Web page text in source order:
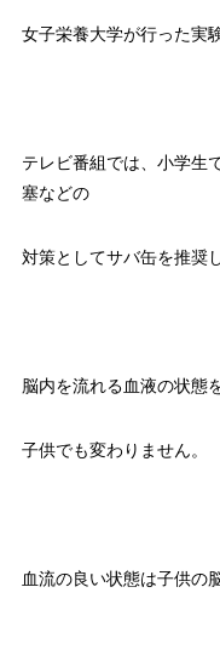
女子栄養大学が行った実
テレビ番組では、小学生
塞などの
対策としてサバ缶を推奨
脳内を流れる血液の状態
子供でも変わりません。
血流の良い状態は子供の